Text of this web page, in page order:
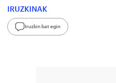
IRUZKINAK
Iruzkin bat egin